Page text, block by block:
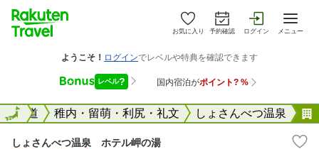
お気に入り 予約確認 ログイン メニュー
北海道 稚内・留萌・利尻・礼文 しょさんべつ温泉
全国
しょさんべつ温泉 ホテル岬の湯